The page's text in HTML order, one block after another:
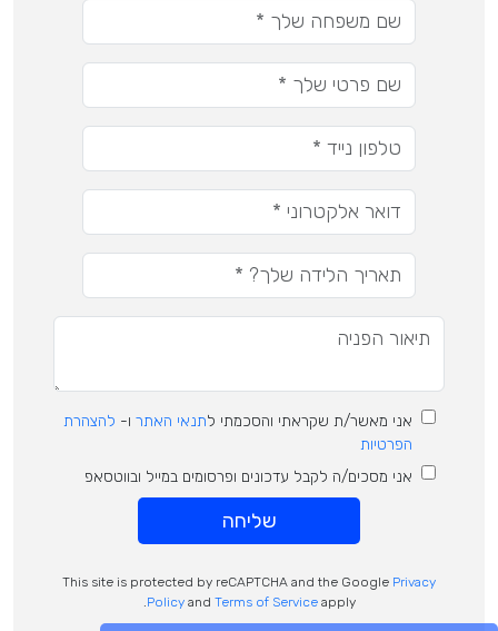
אני מאשר/ת שקראתי והסכמתי לתנאי האתר ו- להצהרת
הפרטיות
אני מסכים/ה לקבל עדכונים ופרסומים במייל ובווטסאפ
שליחה
This site is protected by reCAPTCHA and the Google Privacy
Policyand Terms of Serviceapply.